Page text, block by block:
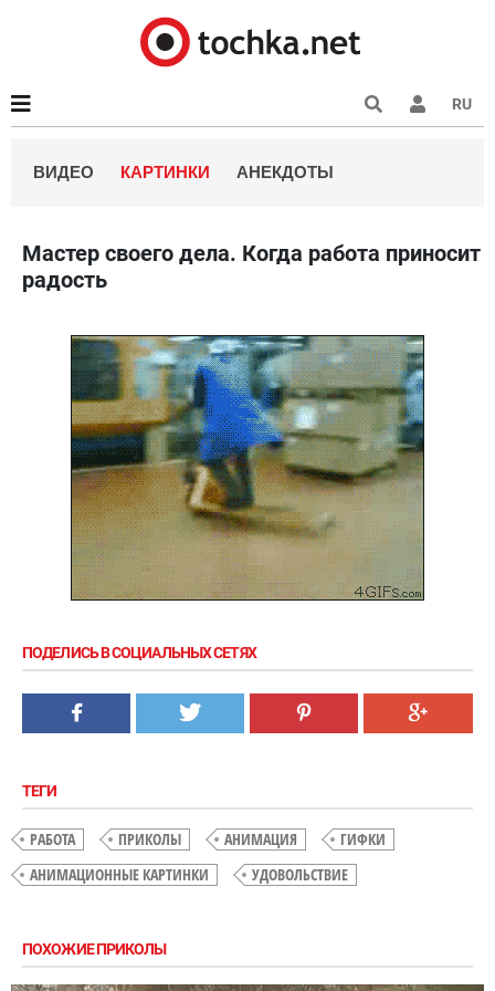
RU
ВИДЕО КАРТИНКИ АНЕКДОТЫ
Мастер своего дела. Когда работа приносит
радость
ПОДЕЛИСЬ В СОЦИАЛЬНЫХ СЕТЯХ
ТЕГИ
РАБОТА ПРИКОЛЫ АНИМАЦИЯ
ГИФКИ
АНИМАЦИОННЫЕ КАРТИНКИ
УДОВОЛЬСТВИЕ
ПОХОЖИЕ ПРИКОЛЫ